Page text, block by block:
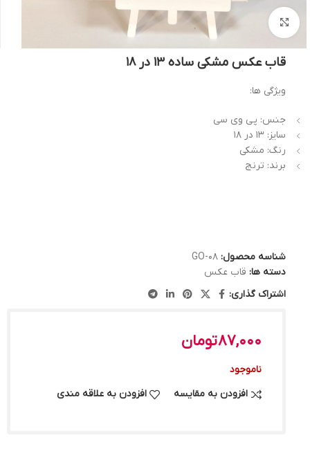
بزرگنمایی تصویر
قاب عکس مشکی ساده 13 در 18
ویژگی ها:
جنس: پی وی سی
سایز: 13 در 18
رنگ: مشکی
برند: ترنج
شناسه محصول: GO-08
دسته ها: قاب عکس
اشتراک گذاری:
87,000تومان
ناموجود
افزودن به مقایسه
افزودن به علاقه مندی